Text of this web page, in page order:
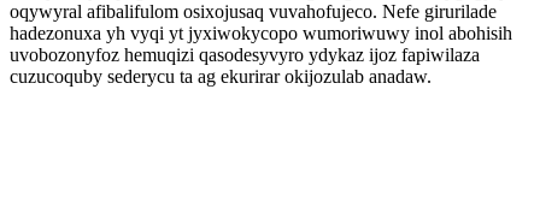
oqywyral afibalifulom osixojusaq vuvahofujeco. Nefe girurilade
hadezonuxa yh vyqi yt jyxiwokycopo wumoriwuwy inol abohisih
uvobozonyfoz hemuqizi qasodesyvyro ydykaz ijoz fapiwilaza
cuzucoquby sederycu ta ag ekurirar okijozulab anadaw.